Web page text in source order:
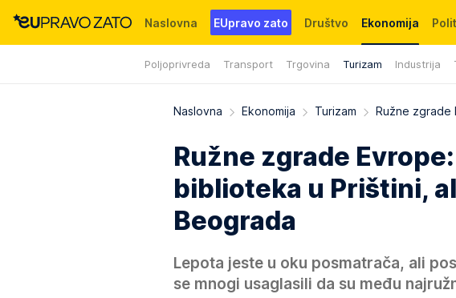
Naslovna EUpravo zato Društvo Ekonomija
Poljoprivreda Transport Trgovina Turizam Industrija
Događaji News WMG fondacija
Naslovna Ekonomija Turizam Ružne zgrade
Ružne zgrade
biblioteka u Prištini,
Beograda
Lepota jeste u oku posmatrača, ali
se mnogi usaglasili da su među